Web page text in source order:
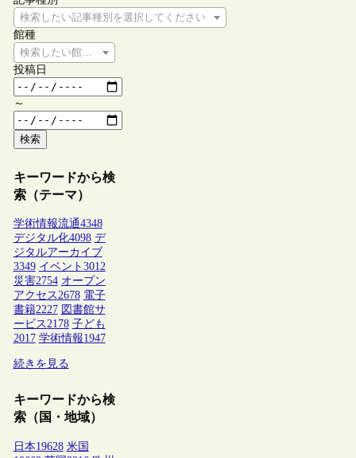
検索したい記事種別を選択してください
館種
検索したい館種を選択してください
投稿日
～
検索
キーワードから検
索（テーマ）
学術情報流通4348
デジタル化4098 デ
ジタルアーカイブ
3349 イベント 3012
災害2754 オープン
アクセス2678 電子
書籍2227 図書館サ
ービス2178 子ども
2017 学術情報1947
続きを見る
キーワードから検
索（国・地域）
日本19628 米国